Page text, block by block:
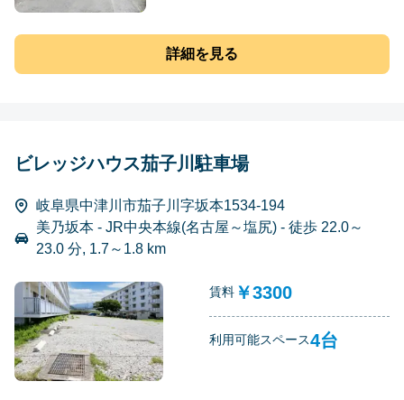
詳細を見る
ビレッジハウス茄子川駐車場
岐阜県中津川市茄子川字坂本1534-194
美乃坂本 - JR中央本線(名古屋～塩尻) - 徒歩 22.0～
23.0 分, 1.7～1.8 km
賃料 ￥3300
利用可能スペース4台